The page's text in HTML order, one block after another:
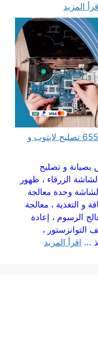
اقرأ المزيد
مهندس كمبيوتر الصليبية 65511033 تصليح لابتوب و
بصيانة و تصليح
الزرقاء ، ظهور
وحدة معالجة
و التغذية ، معالجة
الرسوم ، إعادة
التوانزستور ،
... اقرأ المزيد